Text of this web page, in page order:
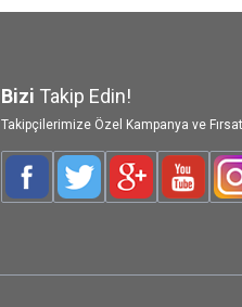
Bizi Takip Edin!
Takipçilerimize Özel Kampanya ve
FacebookTwitterGoogle-PlusYoutube